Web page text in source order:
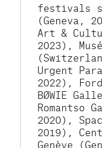
festivals
(Geneva,
Art &
2023),
Urgent
2022),
BØWIE
Romantso
2020),
2019),
Genève